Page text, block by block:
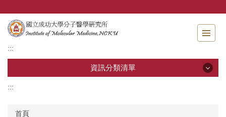
主
內
容
:::
資訊分類清單
:::
首頁